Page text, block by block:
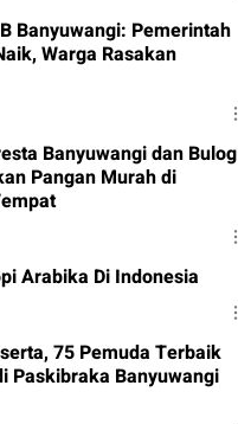
Banyuwangi: Pemerintah
Warga Rasakan
Banyuwangi dan Bulog
Pangan Murah di
Arabika Di Indonesia
75 Pemuda Terbaik
Paskibraka Banyuwangi